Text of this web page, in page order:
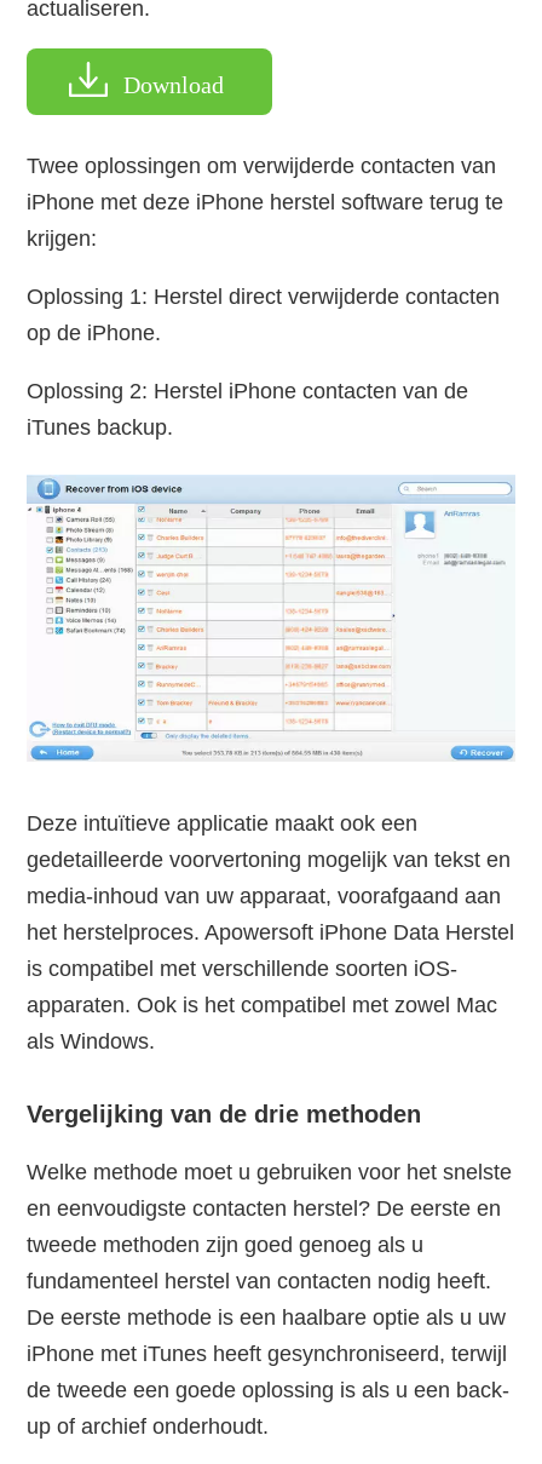
actualiseren.
Download
Twee oplossingen om verwijderde contacten van
iPhone met deze iPhone herstel software terug te
krijgen:
Oplossing 1: Herstel direct verwijderde contacten
op de iPhone.
Oplossing 2: Herstel iPhone contacten van de
iTunes backup.
Deze intuïtieve applicatie maakt ook een
gedetailleerde voorvertoning mogelijk van tekst en
media-inhoud van uw apparaat, voorafgaand aan
het herstelproces. Apowersoft iPhone Data Herstel
is compatibel met verschillende soorten iOS-
apparaten. Ook is het compatibel met zowel Mac
als Windows.
Vergelijking van de drie methoden
Welke methode moet u gebruiken voor het snelste
en eenvoudigste contacten herstel? De eerste en
tweede methoden zijn goed genoeg als u
fundamenteel herstel van contacten nodig heeft.
De eerste methode is een haalbare optie als u uw
iPhone met iTunes heeft gesynchroniseerd, terwijl
de tweede een goede oplossing is als u een back-
up of archief onderhoudt.